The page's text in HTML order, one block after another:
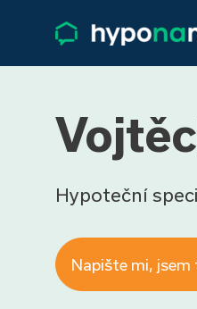
Hypoteční
Napište mi,